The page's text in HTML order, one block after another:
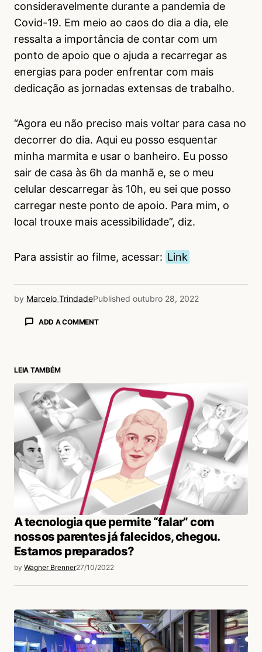
consideravelmente durante a pandemia de
Covid-19. Em meio ao caos do dia a dia, ele
ressalta a importância de contar com um
ponto de apoio que o ajuda a recarregar as
energias para poder enfrentar com mais
dedicação as jornadas extensas de trabalho.
“Agora eu não preciso mais voltar para casa no
decorrer do dia. Aqui eu posso esquentar
minha marmita e usar o banheiro. Eu posso
sair de casa às 6h da manhã e, se o meu
celular descarregar às 10h, eu sei que posso
carregar neste ponto de apoio. Para mim, o
local trouxe mais acessibilidade”, diz.
Para assistir ao filme, acessar: Link
by Marcelo TrindadePublished outubro 28, 2022
ADD A COMMENT
LEIA TAMBÉM
A tecnologia que permite “falar” com
nossos parentes já falecidos, chegou.
Estamos preparados?
by Wagner Brenner27/10/2022